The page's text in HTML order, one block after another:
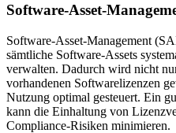
Software-Asset-
Software-Asset-Management
sämtliche Software-Assets
verwalten. Dadurch wird nicht
vorhandenen Softwarelizenzen
Nutzung optimal gesteuert. Ein
kann die Einhaltung von
Compliance-Risiken minimieren.